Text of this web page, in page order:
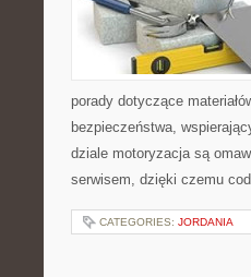
porady dotyczące
bezpieczeństwa,
dziale motoryzacja są
serwisem, dzięki czemu
CATEGORIES: JORDANIA